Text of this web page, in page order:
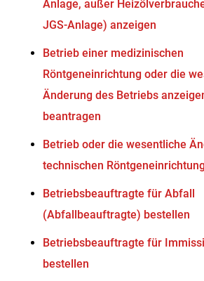
Anlage, außer
JGS-Anlage) anzeigen
Betrieb einer medizinischen
Röntgeneinrichtung oder die
Änderung des Betriebs
beantragen
Betrieb oder die wesentliche
technischen
Betriebsbeauftragte für Abfall
(Abfallbeauftragte) bestellen
Betriebsbeauftragte für
bestellen